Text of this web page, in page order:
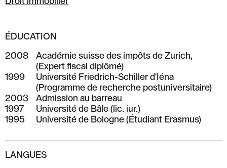
ÉDUCATION
2008
Académie suisse des impôts de Zurich,
(Expert fiscal diplômé)
1999
Université Friedrich-Schiller d'Iéna
(Programme de recherche postuniversitaire)
2003
Admission au barreau
1997
Université de Bâle (lic. iur.)
1995
Université de Bologne (Étudiant Erasmus)
LANGUES